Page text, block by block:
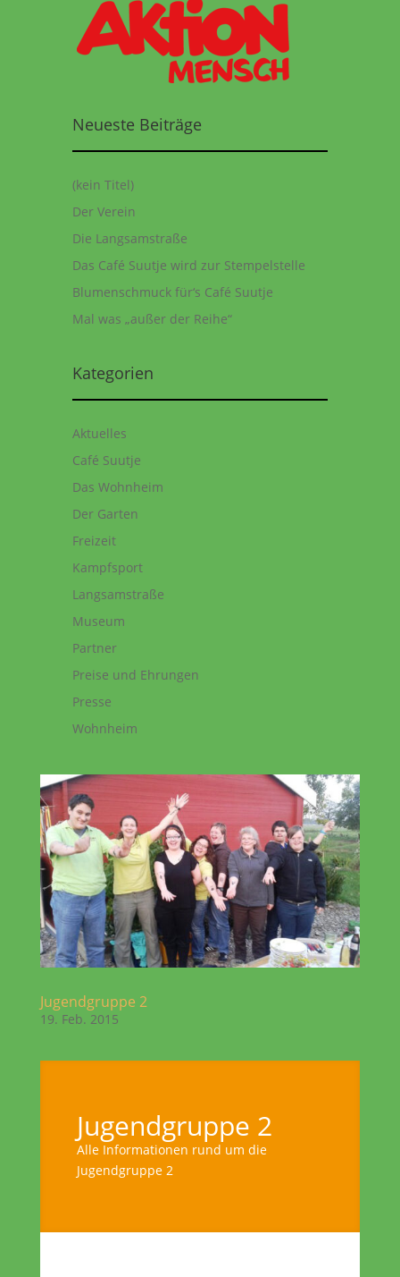
Neueste Beiträge
(kein Titel)
Der Verein
Die Langsamstraße
Das Café Suutje wird zur Stempelstelle
Blumenschmuck für‘s Café Suutje
Mal was „außer der Reihe“
Kategorien
Aktuelles
Café Suutje
Das Wohnheim
Der Garten
Freizeit
Kampfsport
Langsamstraße
Museum
Partner
Preise und Ehrungen
Presse
Wohnheim
Jugendgruppe 2
19. Feb. 2015
Jugendgruppe 2
Alle Informationen rund um die
Jugendgruppe 2